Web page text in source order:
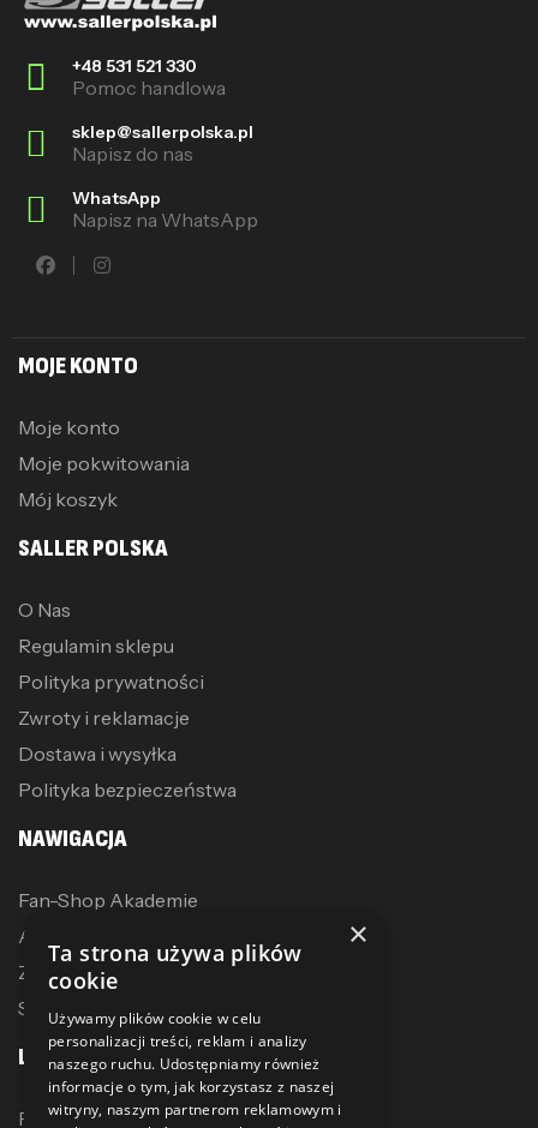
+48 531 521 330
Pomoc handlowa
sklep@sallerpolska.pl
Napisz do nas
WhatsApp
Napisz na WhatsApp
MOJE KONTO
Moje konto
Moje pokwitowania
Mój koszyk
SALLER POLSKA
O Nas
Regulamin sklepu
Polityka prywatności
Zwroty i reklamacje
Dostawa i wysyłka
Polityka bezpieczeństwa
NAWIGACJA
Fan-Shop Akademie
Akcesoria treningowe
Zostań dystrybutorem
Sublimacja
LINKI
Promocje
×
Ta strona używa plików
cookie
Używamy plików cookie w celu
personalizacji treści, reklam i analizy
naszego ruchu. Udostępniamy również
informacje o tym, jak korzystasz z naszej
witryny, naszym partnerom reklamowym i